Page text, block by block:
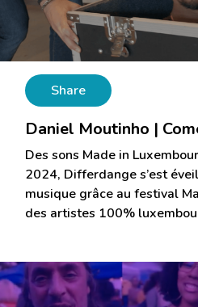
Share
Daniel Moutinho |
Des sons Made in
2024, Differdange s’est
musique grâce au festival
des artistes 100%